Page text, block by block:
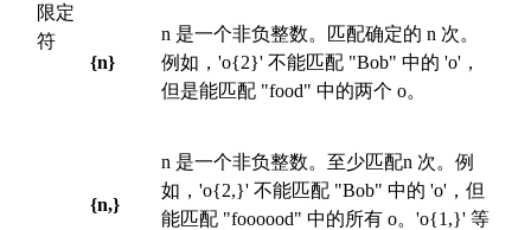
限定
符
{n}
n 是一个非负整数。匹配确定的 n 次。
例如，'o{2}' 不能匹配 "Bob" 中的 'o'，
但是能匹配 "food" 中的两个 o。
{n,}
n 是一个非负整数。至少匹配n 次。例
如，'o{2,}' 不能匹配 "Bob" 中的 'o'，但
能匹配 "foooood" 中的所有 o。'o{1,}' 等